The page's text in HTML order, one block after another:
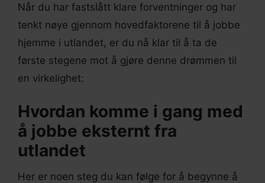
Når du har fastslått klare forventninger og har
tenkt nøye gjennom hovedfaktorene til å jobbe
hjemme i utlandet, er du nå klar til å ta de
første stegene mot å gjøre denne drømmen til
en virkelighet:
Hvordan komme i gang med
å jobbe eksternt fra
utlandet
Her er noen steg du kan følge for å begynne å